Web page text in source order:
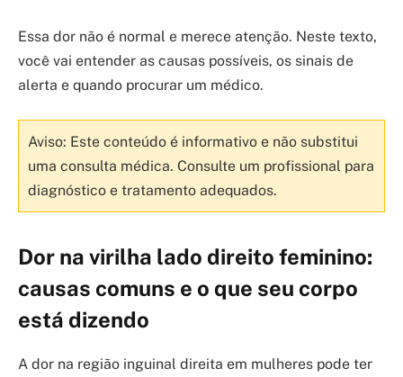
Essa dor não é normal e merece atenção. Neste texto,
você vai entender as causas possíveis, os sinais de
alerta e quando procurar um médico.
Aviso: Este conteúdo é informativo e não substitui
uma consulta médica. Consulte um profissional para
diagnóstico e tratamento adequados.
Dor na virilha lado direito feminino:
causas comuns e o que seu corpo
está dizendo
A dor na região inguinal direita em mulheres pode ter